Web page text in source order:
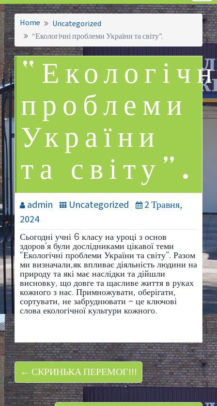
Home
Uncategorized
“Екологічні проблеми України та світу”.
проблеми
України
та світу”.
admin Uncategorized
2 Травня,
2024
Сьогодні учні 6 класу на уроці з основ
здоров’я були дослідниками цікавої теми
“Екологічні проблеми України та світу”. Разом
ми визначали,як впливає діяльність людини на
природу та які має наслідки та дійшли
висновку, що довге та щасливе життя в руках
кожного з нас. Примножувати, оберігати,
сортувати, не забруднювати – це ключові
слова екологічної культури кожного.
← СКРИНЬКА ПЕРЕМОГ!!!